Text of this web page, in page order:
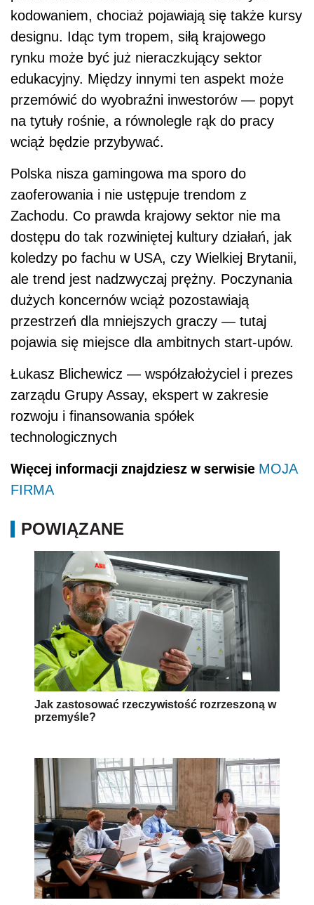
kodowaniem, chociaż pojawiają się także kursy
designu. Idąc tym tropem, siłą krajowego
rynku może być już nieraczkujący sektor
edukacyjny. Między innymi ten aspekt może
przemówić do wyobraźni inwestorów — popyt
na tytuły rośnie, a równolegle rąk do pracy
wciąż będzie przybywać.
Polska nisza gamingowa ma sporo do
zaoferowania i nie ustępuje trendom z
Zachodu. Co prawda krajowy sektor nie ma
dostępu do tak rozwiniętej kultury działań, jak
koledzy po fachu w USA, czy Wielkiej Brytanii,
ale trend jest nadzwyczaj prężny. Poczynania
dużych koncernów wciąż pozostawiają
przestrzeń dla mniejszych graczy — tutaj
pojawia się miejsce dla ambitnych start-upów.
Łukasz Blichewicz — współzałożyciel i prezes
zarządu Grupy Assay, ekspert w zakresie
rozwoju i finansowania spółek
technologicznych
Więcej informacji znajdziesz w serwisie MOJA
FIRMA
POWIĄZANE
Jak zastosować rzeczywistość rozrzeszoną w
przemyśle?